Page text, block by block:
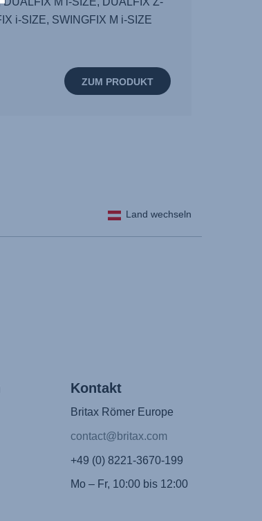
i-SIZE, SWINGFIX M i-SIZE
ZUM PRODUKT
Land wechseln
Kontakt
Britax Römer Europe
contact@britax.com
+49 (0) 8221-3670-199
Mo – Fr, 10:00 bis 12:00